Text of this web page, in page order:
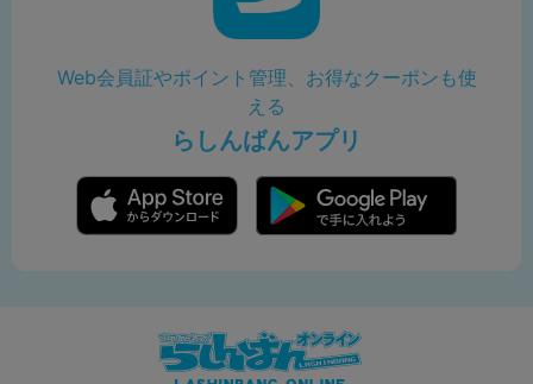
Web会員証やポイント管理、お得なクーポンも使
える
らしんばんアプリ